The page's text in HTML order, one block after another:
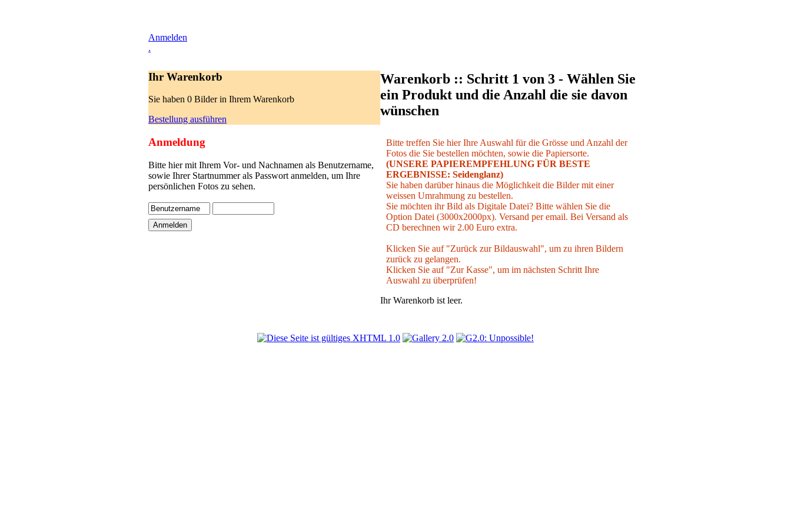
Anmelden
.
Ihr Warenkorb
Sie haben 0 Bilder in Ihrem Warenkorb
Bestellung ausführen
Anmeldung
Bitte hier mit Ihrem Vor- und Nachnamen als Benutzername,
sowie Ihrer Startnummer als Passwort anmelden, um Ihre
persönlichen Fotos zu sehen.
Warenkorb :: Schritt 1 von 3 - Wählen Sie
ein Produkt und die Anzahl die sie davon
wünschen
Bitte treffen Sie hier Ihre Auswahl für die Grösse und Anzahl der
Fotos die Sie bestellen möchten, sowie die Papiersorte.
(UNSERE PAPIEREMPFEHLUNG FÜR BESTE
ERGEBNISSE: Seidenglanz)
Sie haben darüber hinaus die Möglichkeit die Bilder mit einer
weissen Umrahmung zu bestellen.
Sie möchten ihr Bild als Digitale Datei? Bitte wählen Sie die
Option Datei (3000x2000px). Versand per email. Bei Versand als
CD berechnen wir 2.00 Euro extra.
Klicken Sie auf "Zurück zur Bildauswahl", um zu ihren Bildern
zurück zu gelangen.
Klicken Sie auf "Zur Kasse", um im nächsten Schritt Ihre
Auswahl zu überprüfen!
Ihr Warenkorb ist leer.